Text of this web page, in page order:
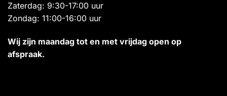
Zaterdag: 9:30-17:00 uur
Zondag: 11:00-16:00 uur
Wij zijn maandag tot en met vrijdag open op
afspraak.